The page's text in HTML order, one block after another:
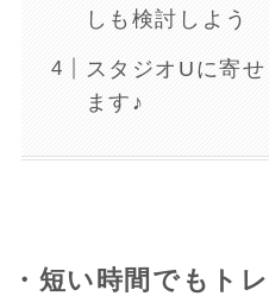
しも検討しよう
スタジオUに寄
ます♪
・短い時間でもト